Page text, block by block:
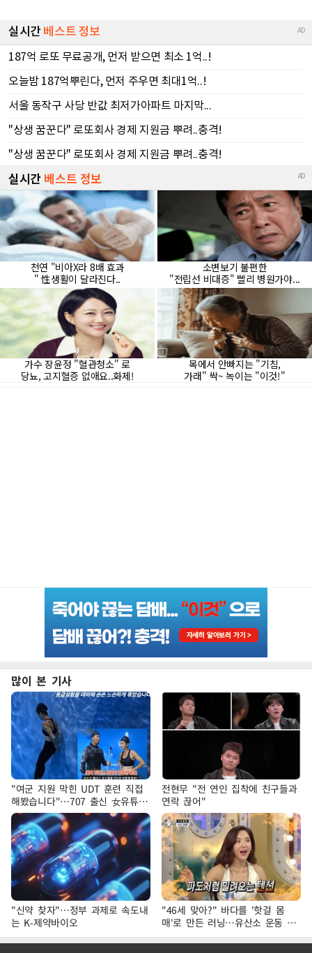
많이 본 기사
"여군 지원 막힌 UDT 훈련 직접
해봤습니다"…707 출신 女유튜버
'완벽 소화'
전현무 "전 연인 집착에 친구들과
연락 끊어"
"신약 찾자"…정부 과제로 속도내
는 K-제약바이오
"46세 맞아?" 바다를 '핫걸 몸
매'로 만든 러닝…유산소 운동 효
과 '톡톡'